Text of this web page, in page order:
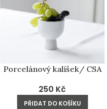
Porcelánový kalíšek/ CSA
250 Kč
PŘIDAT DO KOŠÍKU